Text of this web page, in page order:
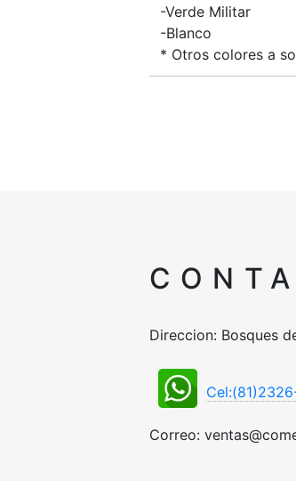
-Verde Militar
-Blanco
* Otros colores a
Direccion: Bosques
Correo: